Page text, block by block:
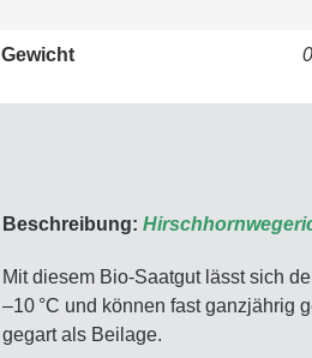
Gewicht
Beschreibung:
Mit diesem Bio-Saatgut lässt sich
–10 °C und können fast ganzjährig
gegart als Beilage.